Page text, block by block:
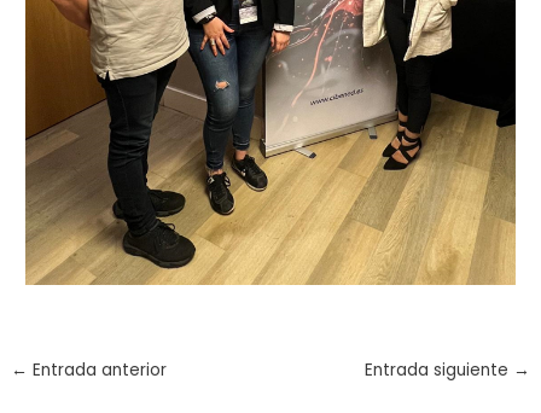
← Entrada anterior Entrada siguiente →